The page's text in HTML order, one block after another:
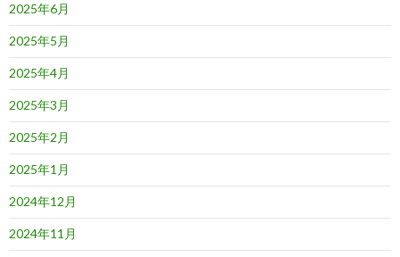
2025年6月
2025年5月
2025年4月
2025年3月
2025年2月
2025年1月
2024年12月
2024年11月